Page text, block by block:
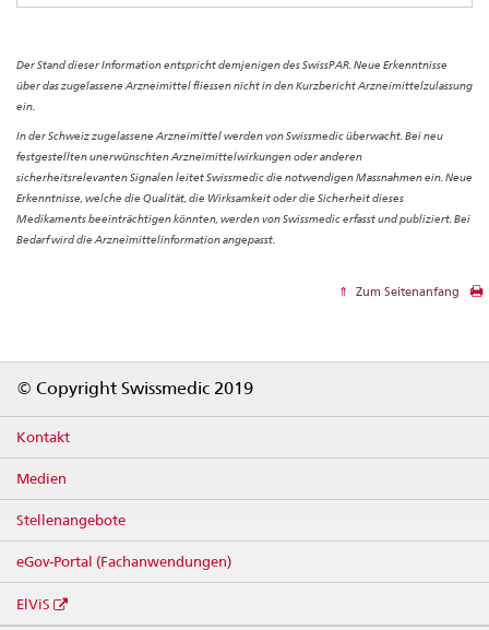
Der Stand dieser Information entspricht demjenigen des SwissPAR. Neue Erkenntnisse
über das zugelassene Arzneimittel fliessen nicht in den Kurzbericht Arzneimittelzulassung
ein.
In der Schweiz zugelassene Arzneimittel werden von Swissmedic überwacht. Bei neu
festgestellten unerwünschten Arzneimittelwirkungen oder anderen
sicherheitsrelevanten Signalen leitet Swissmedic die notwendigen Massnahmen ein. Neue
Erkenntnisse, welche die Qualität, die Wirksamkeit oder die Sicherheit dieses
Medikaments beeinträchtigen könnten, werden von Swissmedic erfasst und publiziert. Bei
Bedarf wird die Arzneimittelinformation angepasst.
Zum Seitenanfang
© Copyright Swissmedic 2019
Kontakt
Medien
Stellenangebote
eGov-Portal (Fachanwendungen)
ElViS